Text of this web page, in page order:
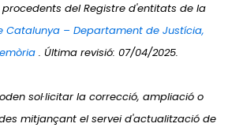
del Registre d'entitats de la
Catalunya – Departament de Justícia,
. Última revisió: 07/04/2025.
sol·licitar la correcció, ampliació o
mitjançant el servei d'actualització de